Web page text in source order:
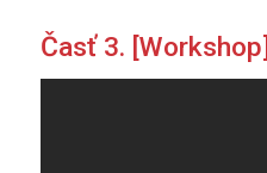
Časť 3. [Workshop]